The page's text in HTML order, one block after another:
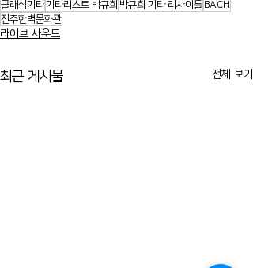
클래식기타기타리스트 박규희 박규희 기타 리사이틀 BACH
전주한벽문화관
라이브 사운드
최근 게시물 전체 보기